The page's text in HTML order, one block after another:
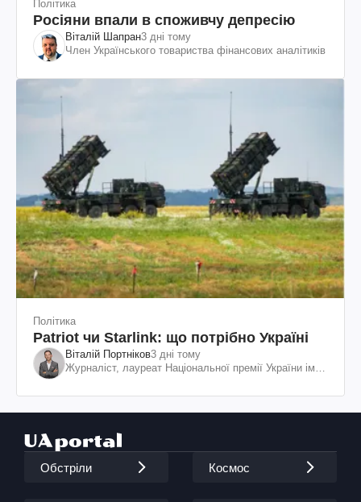
Політика
Росіяни впали в споживчу депресію
Віталій Шапран3 дні тому
Член Українського товариства фінансових аналітиків
Політика
Patriot чи Starlink: що потрібно Україні
Віталій Портніков3 дні тому
Журналіст, лауреат Національної премії України ім.
Обстріли Космос